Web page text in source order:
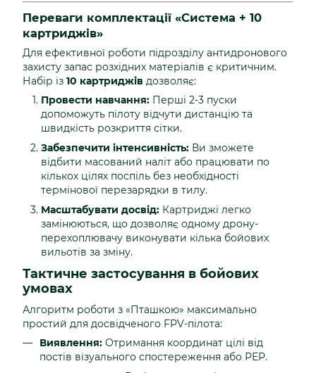
Переваги комплектації «Система + 10
картриджів»
Для ефективної роботи підрозділу антидронового
захисту запас розхідних матеріалів є критичним.
Набір із 10 картриджів дозволяє:
Провести навчання: Перші 2-3 пуски
допоможуть пілоту відчути дистанцію та
швидкість розкриття сітки.
Забезпечити інтенсивність: Ви зможете
відбити масований наліт або працювати по
кількох цілях поспіль без необхідності
термінової перезарядки в тилу.
Масштабувати досвід: Картриджі легко
замінюються, що дозволяє одному дрону-
перехоплювачу виконувати кілька бойових
вильотів за зміну.
Тактичне застосування в бойових
умовах
Алгоритм роботи з «Пташкою» максимально
простий для досвідченого FPV-пілота:
Виявлення: Отримання координат цілі від
постів візуального спостереження або РЕР.